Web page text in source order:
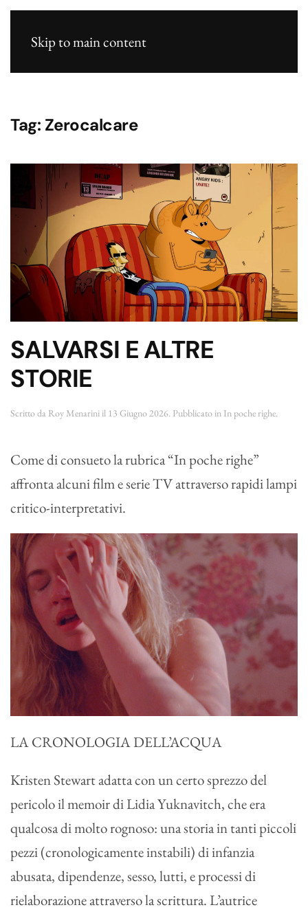
Skip to main content
Tag: Zerocalcare
SALVARSI E ALTRE
STORIE
Scritto da Roy Menarini il 13 Giugno 2026 . Pubblicato in In poche righe
Come di consueto la rubrica “In poche righe”
affronta alcuni film e serie TV attraverso rapidi lampi
critico-interpretativi.
LA CRONOLOGIA DELL’ACQUA
Kristen Stewart adatta con un certo sprezzo del
pericolo il memoir di Lidia Yuknavitch, che era
qualcosa di molto rognoso: una storia in tanti piccoli
pezzi (cronologicamente instabili) di infanzia
abusata, dipendenze, sesso, lutti, e processi di
rielaborazione attraverso la scrittura. L’autrice